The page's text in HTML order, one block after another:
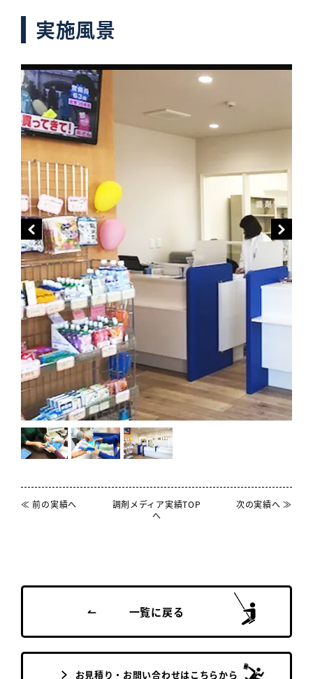
実施風景
≪ 前の実績へ
調剤メディア実績TOP
へ
次の実績へ ≫
一覧に戻る
お見積り・お問い合わせはこちらから